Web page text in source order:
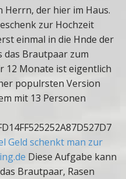
Herrn, der hier im Haus.
zur Hochzeit
einmal in die Hnde der
das Brautpaar zum
12 Monate ist eigentlich
populrsten Version
mit 13 Personen
Geld schenkt man zur
Diese Aufgabe kann
Brautpaar, Rasen